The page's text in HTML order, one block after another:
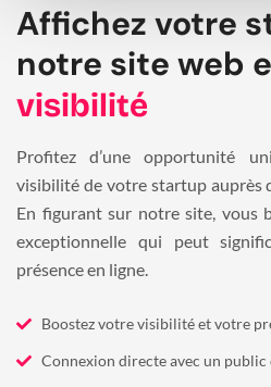
Affichez votre
notre site web
visibilité
Profitez d’une opportunité
visibilité de votre startup auprès
En figurant sur notre site, vous
exceptionnelle qui peut
présence en ligne.
Boostez votre visibilité et votre
Connexion directe avec un public